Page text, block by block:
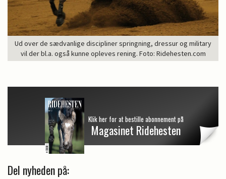
Ud over de sædvanlige discipliner springning, dressur og military
vil der bl.a. også kunne opleves rening. Foto: Ridehesten.com
Klik her for at bestille abonnement på
Magasinet Ridehesten
Del nyheden på: